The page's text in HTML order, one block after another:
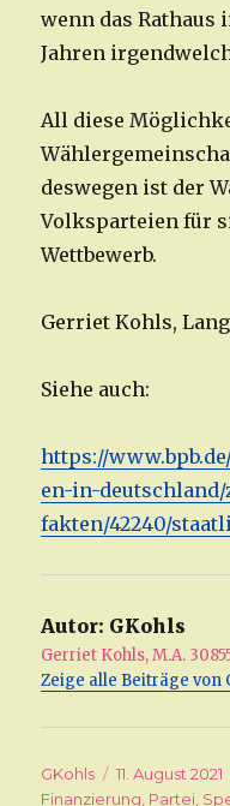
wenn das Rathaus
Jahren
All diese
deswegen ist der
Volksparteien für
Wettbewerb.
Gerriet Kohls,
Siehe auch:
https://
en-in-
fakten/42240/
Autor: GKohls
Gerriet Kohls, M.A.
Zeige alle Beiträge von
Autor
GKohls
Veröffentlicht
am
11. August 2021
Finanzierung, Partei,